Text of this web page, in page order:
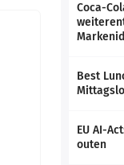
Coca-
Best
EU AI-
outen